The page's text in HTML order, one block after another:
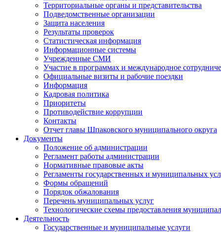
Территориальные органы и представительства
Подведомственные организации
Защита населения
Результаты проверок
Статистическая информация
Информационные системы
Учрежденные СМИ
Участие в программах и международное
Официальные визиты и рабочие поездки
Информация
Кадровая политика
Приоритеты
Противодействие коррупции
Контакты
Отчет главы Шпаковского муниципального округа
Документы
Положение об администрации
Регламент работы администрации
Нормативные правовые акты
Регламенты государственных и муниципальных
Формы обращений
Порядок обжалования
Перечень муниципальных услуг
Технологические схемы предоставления
Деятельность
Государственные и муниципальные услуги